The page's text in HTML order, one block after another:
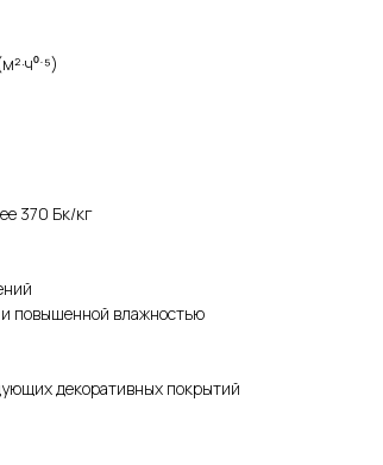
370 Бк/кг
повышенной влажностью
декоративных покрытий